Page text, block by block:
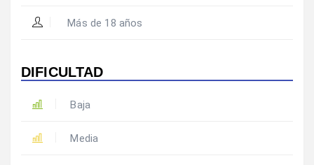
Más de 18 años
DIFICULTAD
Baja
Media